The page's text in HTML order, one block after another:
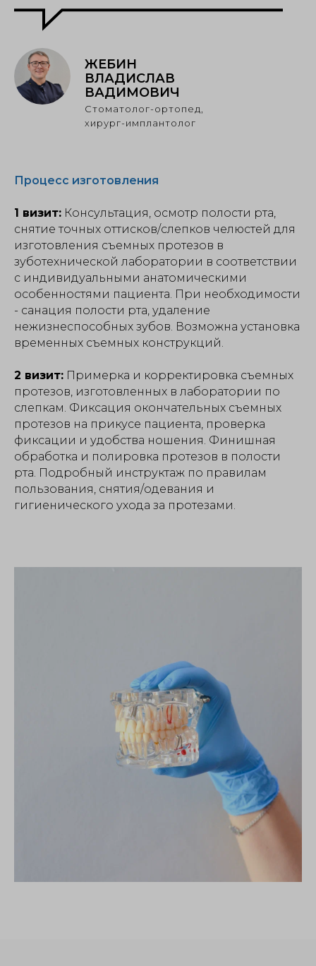
ЖЕБИН
ВЛАДИСЛАВ
ВАДИМОВИЧ
Стоматолог-ортопед,
хирург-имплантолог
Процесс изготовления
1 визит: Консультация, осмотр полости рта,
снятие точных оттисков/слепков челюстей для
изготовления съемных протезов в
зуботехнической лаборатории в соответствии
с индивидуальными анатомическими
особенностями пациента. При необходимости
- санация полости рта, удаление
нежизнеспособных зубов. Возможна установка
временных съемных конструкций.
2 визит: Примерка и корректировка съемных
протезов, изготовленных в лаборатории по
слепкам. Фиксация окончательных съемных
протезов на прикусе пациента, проверка
фиксации и удобства ношения. Финишная
обработка и полировка протезов в полости
рта. Подробный инструктаж по правилам
пользования, снятия/одевания и
гигиенического ухода за протезами.